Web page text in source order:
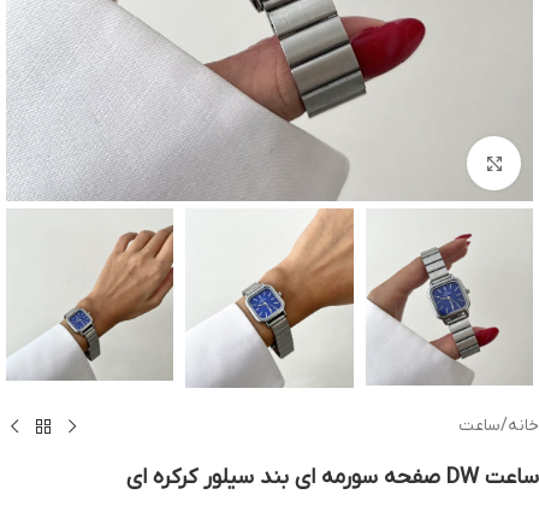
بزرگنمایی تصویر
خانه/ساعت
ساعت DW صفحه سورمه ای بند سیلور کرکره ای